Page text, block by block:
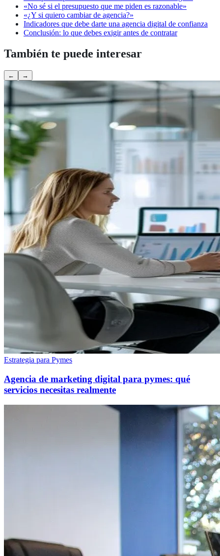
«No sé si el presupuesto que me piden es razonable»
«¿Y si quiero cambiar de agencia?»
Indicadores que debe darte una agencia digital de confianza
Conclusión: lo que debes exigir antes de contratar
También te puede interesar
← →
Estrategia para Pymes
Agencia de marketing digital para pymes: qué
servicios necesitas realmente